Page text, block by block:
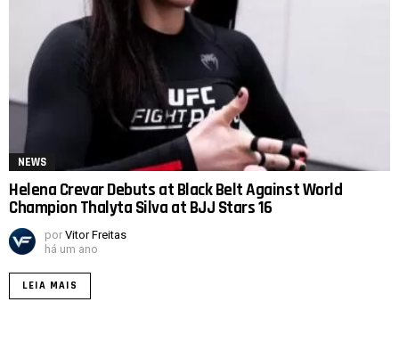
NEWS
Helena Crevar Debuts at Black Belt Against World
Champion Thalyta Silva at BJJ Stars 16
por Vitor Freitas
há um ano
LEIA MAIS